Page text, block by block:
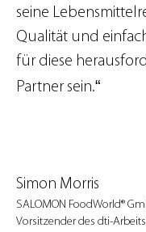
seine
Qualität und
für diese
Partner sein.“
Simon Morris
SALOMON FoodWorld®
Vorsitzender des dti-